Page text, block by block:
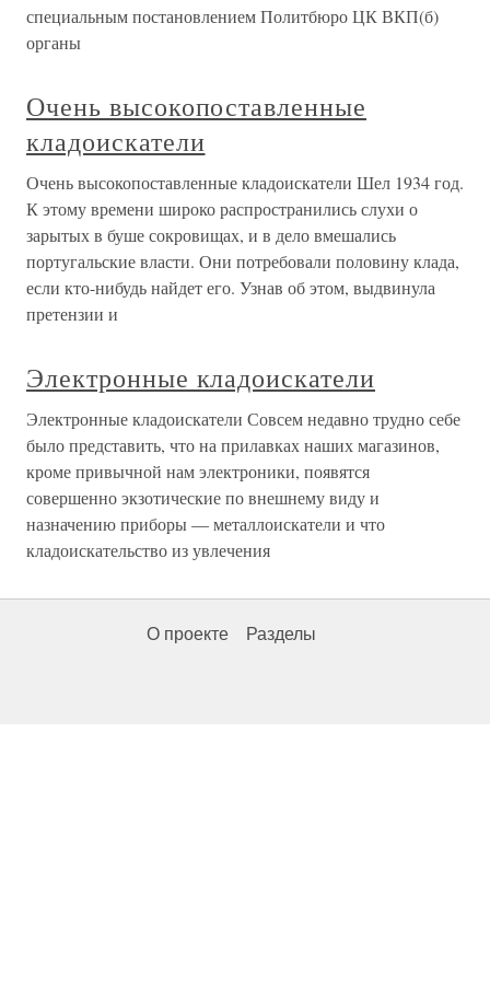
специальным постановлением Политбюро ЦК ВКП(б)
органы
Очень высокопоставленные
кладоискатели
Очень высокопоставленные кладоискатели Шел 1934 год.
К этому времени широко распространились слухи о
зарытых в буше сокровищах, и в дело вмешались
португальские власти. Они потребовали половину клада,
если кто-нибудь найдет его. Узнав об этом, выдвинула
претензии и
Электронные кладоискатели
Электронные кладоискатели Совсем недавно трудно себе
было представить, что на прилавках наших магазинов,
кроме привычной нам электроники, появятся
совершенно экзотические по внешнему виду и
назначению приборы — металлоискатели и что
кладоискательство из увлечения
О проекте Разделы